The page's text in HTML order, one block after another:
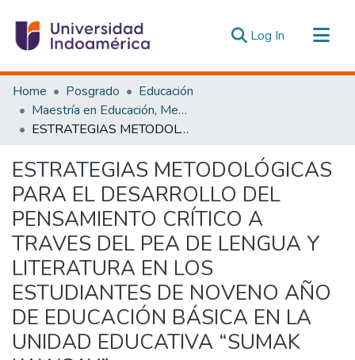
Log In (current)
Communities & Collections
All of DSpace
Statistics
Home Posgrado
Educación
Maestría en Educación, Mención Innovación y Liderazgo Educativo
ESTRATEGIAS METODOLÓGICAS PARA EL DESARROLLO DEL PENSAMIENTO CRÍTICO A TRAVES DEL PEA DE LENGUA Y LITERATURA EN LOS ESTUDIANTES DE NOVENO AÑO DE EDUCACIÓN BÁSICA EN LA UNIDAD EDUCATIVA “SUMAK KAWSAY”.
ESTRATEGIAS METODOLÓGICAS
PARA EL DESARROLLO DEL
PENSAMIENTO CRÍTICO A
TRAVES DEL PEA DE LENGUA Y
LITERATURA EN LOS
ESTUDIANTES DE NOVENO AÑO
DE EDUCACIÓN BÁSICA EN LA
UNIDAD EDUCATIVA “SUMAK